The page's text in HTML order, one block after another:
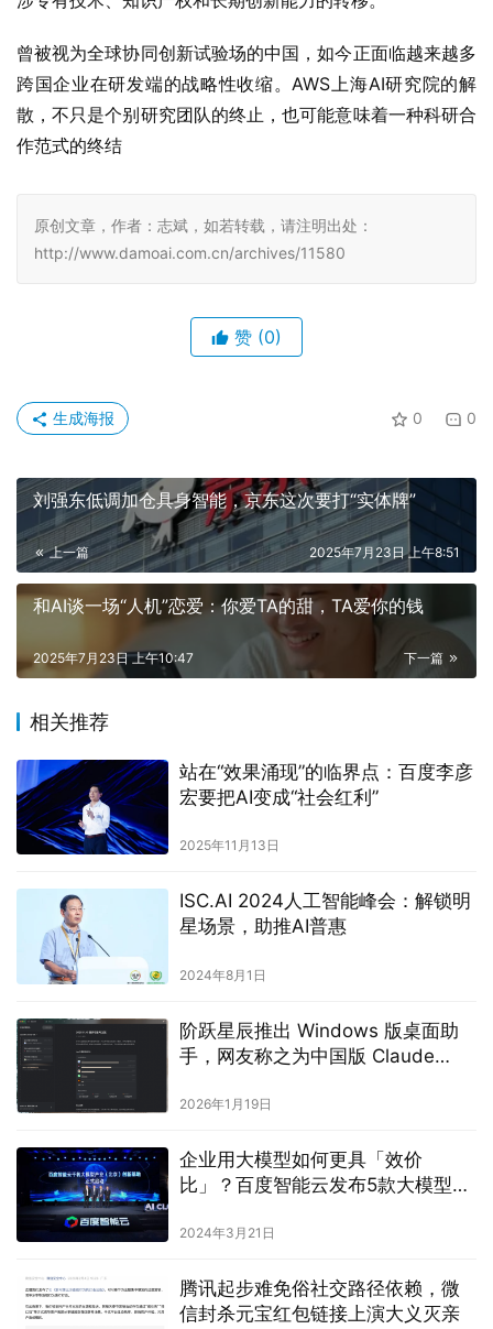
曾被视为全球协同创新试验场的中国，如今正面临越来越多
跨国企业在研发端的战略性收缩。AWS上海AI研究院的解
散，不只是个别研究团队的终止，也可能意味着一种科研合
作范式的终结
原创文章，作者：志斌，如若转载，请注明出处：
http://www.damoai.com.cn/archives/11580
赞 (0)
0 0
生成海报
刘强东低调加仓具身智能，京东这次要打“实体牌”
上一篇 2025年7月23日 上午8:51
和AI谈一场“人机”恋爱：你爱TA的甜，TA爱你的钱
下一篇
2025年7月23日 上午10:47
相关推荐
站在“效果涌现”的临界点：百度李彦
宏要把AI变成“社会红利”
2025年11月13日
ISC.AI 2024人工智能峰会：解锁明
星场景，助推AI普惠
2024年8月1日
阶跃星辰推出 Windows 版桌面助
手，网友称之为中国版 Claude
2026年1月19日
企业用大模型如何更具「效价
比」？百度智能云发布5款大模型新
2024年3月21日
腾讯起步难免俗社交路径依赖，微
信封杀元宝红包链接上演大义灭亲